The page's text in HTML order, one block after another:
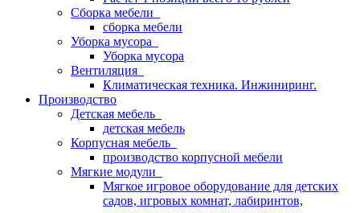
Сборка мебели
сборка мебели
Уборка мусора
Уборка мусора
Вентиляция
Климатическая техника. Инжиниринг.
Производство
Детская мебель
детская мебель
Корпусная мебель
производство корпусной мебели
Мягкие модули
Мягкое игровое оборудование для детских
садов, игровых комнат, лабиринтов,